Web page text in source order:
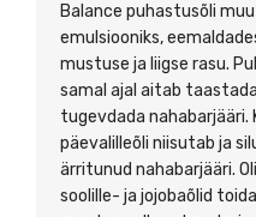
Balance puhastusõli
emulsiooniks,
mustuse ja liigse rasu.
samal ajal aitab
tugevdada nahabarjääri.
päevalilleõli niisutab ja
ärritunud nahabarjääri.
soolille- ja jojobaõlid